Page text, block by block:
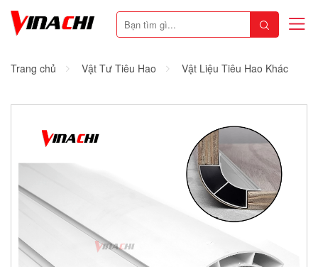
Trang chủ Vật Tư Tiêu Hao Vật Liệu Tiêu Hao Khác